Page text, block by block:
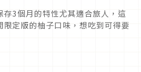
存3個月的特性尤其適合旅人，這
限定版的柚子口味，想吃到可得要